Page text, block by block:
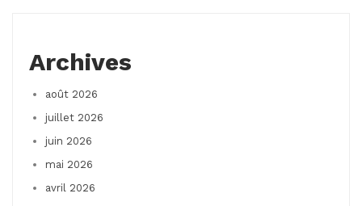
Archives
août 2026
juillet 2026
juin 2026
mai 2026
avril 2026